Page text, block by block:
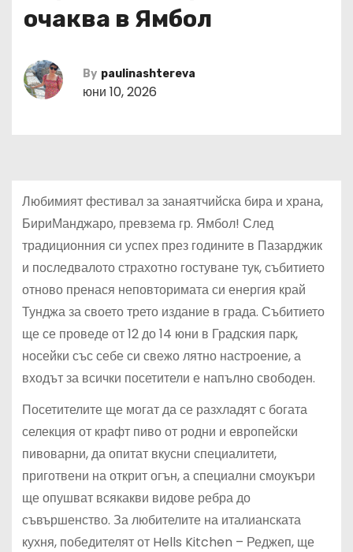
очаква в Ямбол
By paulinashtereva
юни 10, 2026
Любимият фестивал за занаятчийска бира и храна,
БириМанджаро, превзема гр. Ямбол! След
традиционния си успех през годините в Пазарджик
и последвалото страхотно гостуване тук, събитието
отново пренася неповторимата си енергия край
Тунджа за своето трето издание в града. Събитието
ще се проведе от 12 до 14 юни в Градския парк,
носейки със себе си свежо лятно настроение, а
входът за всички посетители е напълно свободен.
Посетителите ще могат да се разхладят с богата
селекция от крафт пиво от родни и европейски
пивоварни, да опитат вкусни специалитети,
приготвени на открит огън, а специални смоукъри
ще опушват всякакви видове ребра до
съвършенство. За любителите на италианската
кухня, победителят от Hells Kitchen – Реджеп, ще